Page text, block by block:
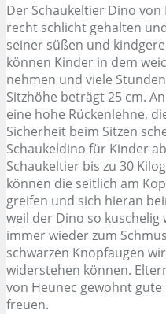
Der Schaukeltier Dino
recht schlicht gehalten
seiner süßen und
können Kinder in dem
nehmen und viele
Sitzhöhe beträgt 25 cm.
eine hohe Rückenlehne,
Sicherheit beim Sitzen
Schaukeldino für Kinder
Schaukeltier bis zu 30
können die seitlich am
greifen und sich hieran
weil der Dino so kuschelig
immer wieder zum
schwarzen Knopfaugen
widerstehen können.
von Heunec gewohnt
freuen.